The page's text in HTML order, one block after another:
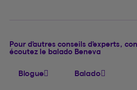
Pour d’autres conseils d’experts,
écoutez le balado Beneva
Blogue Balado